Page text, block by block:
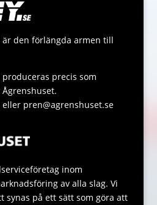
är den förlängda armen till
produceras precis som
Ågrenshuset.
eller pren@agrenshuset.se
inom
av alla slag. Vi
synas på ett sätt som göra att